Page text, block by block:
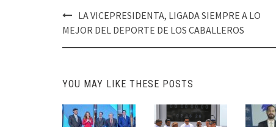
Post
navigation
LA VICEPRESIDENTA, LIGADA SIEMPRE A LO
MEJOR DEL DEPORTE DE LOS CABALLEROS
YOU MAY LIKE THESE POSTS